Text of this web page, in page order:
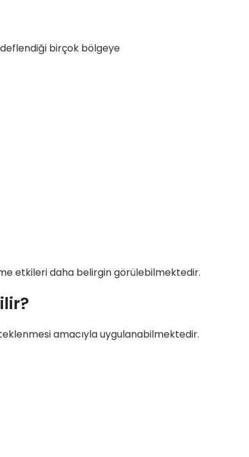
birçok bölgeye
etkileri daha belirgin görülebilmektedir.
amacıyla uygulanabilmektedir.